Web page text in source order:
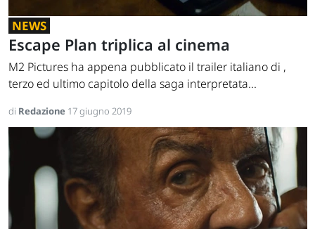
NEWS
Escape Plan triplica al cinema
M2 Pictures ha appena pubblicato il trailer italiano di ,
terzo ed ultimo capitolo della saga interpretata...
di Redazione 17 giugno 2019